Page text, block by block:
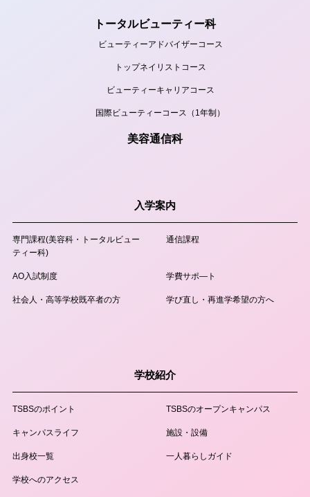
トータルビューティー科
ビューティーアドバイザーコース
トップネイリストコース
ビューティーキャリアコース
国際ビューティーコース（1年制）
美容通信科
入学案内
専門課程(美容科・トータルビュー
ティー科)
通信課程
AO入試制度 学費サポ―ト
社会人・高等学校既卒者の方 学び直し・再進学希望の方へ
学校紹介
TSBSのポイント TSBSのオープンキャンパス
キャンパスライフ 施設・設備
出身校一覧 一人暮らしガイド
学校へのアクセス